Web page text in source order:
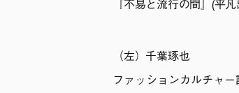
『不易と流行の間』(平
（左）千葉琢也
ファッションカルチャ